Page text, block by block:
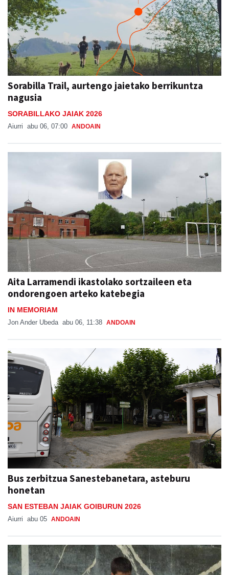
Sorabilla Trail, aurtengo jaietako berrikuntza
nagusia
SORABILLAKO JAIAK 2026
Aiurri abu 06, 07:00 ANDOAIN
Aita Larramendi ikastolako sortzaileen eta
ondorengoen arteko katebegia
IN MEMORIAM
Jon Ander Ubeda abu 06, 11:38 ANDOAIN
Bus zerbitzua Sanestebanetara, asteburu
honetan
SAN ESTEBAN JAIAK GOIBURUN 2026
Aiurri abu 05 ANDOAIN